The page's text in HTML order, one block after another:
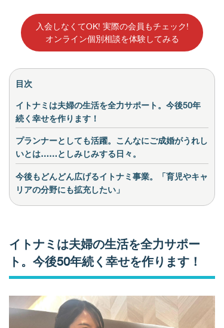
入会しなくてOK! 実際の会員もチェック!
オンライン個別相談を体験してみる
目次
イトナミは夫婦の生活を全力サポート。今後50年
続く幸せを作ります！
プランナーとしても活躍。こんなにご成婚がうれし
いとは……としみじみする日々。
今後もどんどん広げるイトナミ事業。「育児やキャ
リアの分野にも拡充したい」
イトナミは夫婦の生活を全力サポー
ト。今後50年続く幸せを作ります！